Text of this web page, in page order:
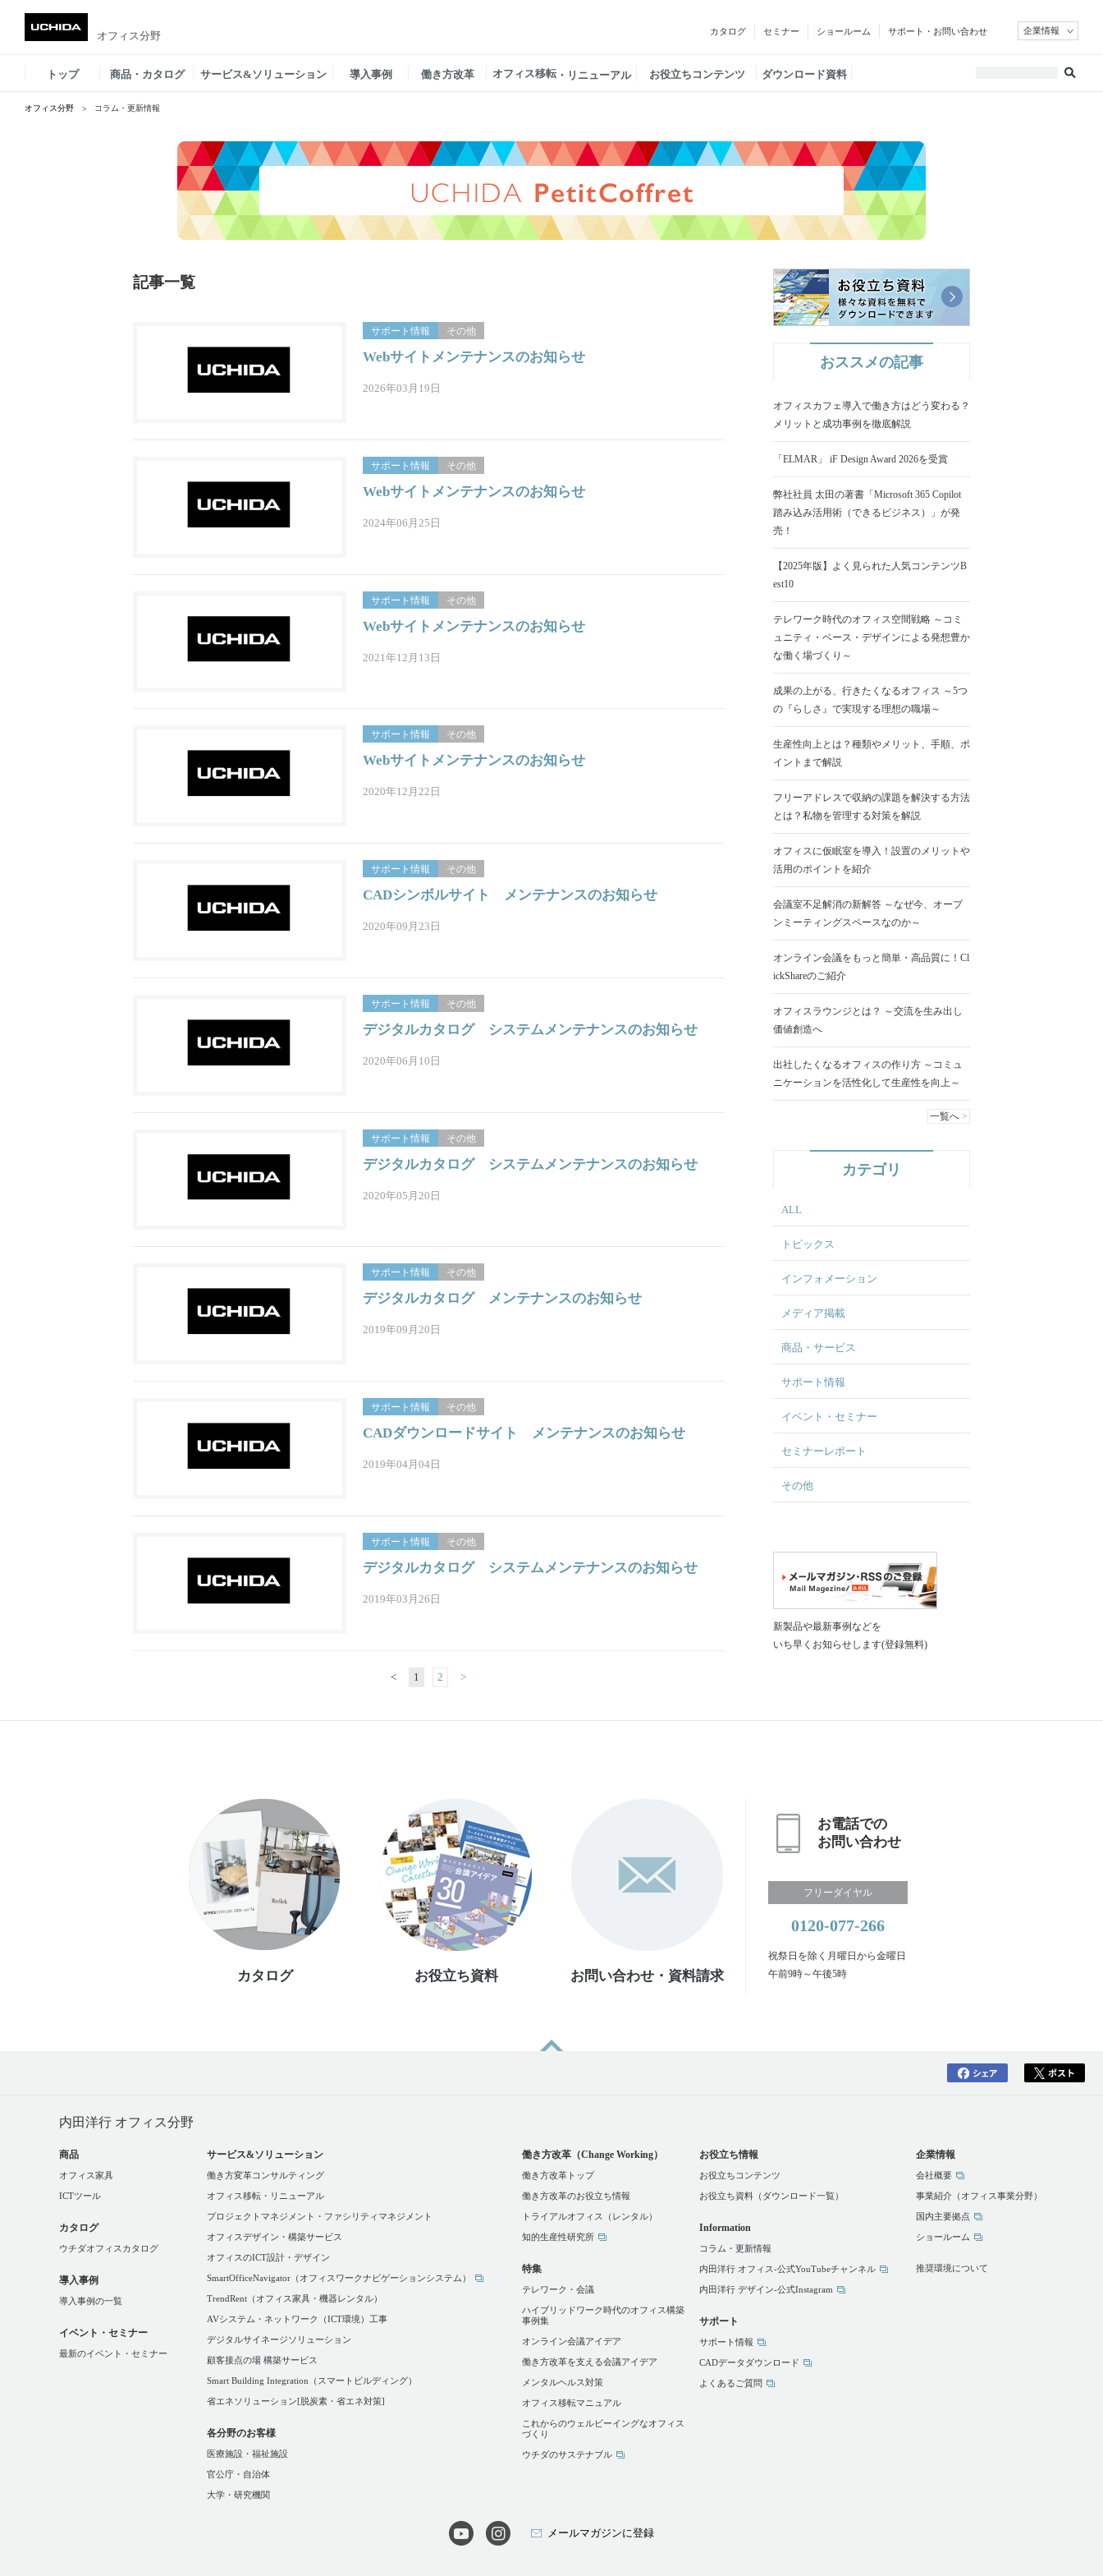
オフィス分野 カタログ セミナー ショールーム サポート・お問い合わせ 企業情報
トップ 商品・カタログ サービス&ソリューション 導入事例 働き方改革 オフィス移転・リニューアル お役立ちコンテンツ ダウンロード資料
オフィス分野 コラム・更新情報
記事一覧
サポート情報 その他
Webサイトメンテナンスのお知らせ
2026年03月19日
サポート情報 その他
Webサイトメンテナンスのお知らせ
2024年06月25日
サポート情報 その他
Webサイトメンテナンスのお知らせ
2021年12月13日
サポート情報 その他
Webサイトメンテナンスのお知らせ
2020年12月22日
サポート情報 その他
CADシンボルサイト メンテナンスのお知らせ
2020年09月23日
サポート情報 その他
デジタルカタログ システムメンテナンスのお知らせ
2020年06月10日
サポート情報 その他
デジタルカタログ システムメンテナンスのお知らせ
2020年05月20日
サポート情報 その他
デジタルカタログ メンテナンスのお知らせ
2019年09月20日
サポート情報 その他
CADダウンロードサイト メンテナンスのお知らせ
2019年04月04日
サポート情報 その他
デジタルカタログ システムメンテナンスのお知らせ
2019年03月26日
< 1 2 >
おススメの記事
オフィスカフェ導入で働き方はどう変わる？
メリットと成功事例を徹底解説
「ELMAR」 iF Design Award 2026を受賞
弊社社員 太田の著書「Microsoft 365 Copilot
踏み込み活用術（できるビジネス）」が発
売！
【2025年版】よく見られた人気コンテンツB
est10
テレワーク時代のオフィス空間戦略 ～コミ
ュニティ・ベース・デザインによる発想豊か
な働く場づくり～
成果の上がる、行きたくなるオフィス ～5つ
の『らしさ』で実現する理想の職場～
生産性向上とは？種類やメリット、手順、ポ
イントまで解説
フリーアドレスで収納の課題を解決する方法
とは？私物を管理する対策を解説
オフィスに仮眠室を導入！設置のメリットや
活用のポイントを紹介
会議室不足解消の新解答 ～なぜ今、オープ
ンミーティングスペースなのか～
オンライン会議をもっと簡単・高品質に！Cl
ickShareのご紹介
オフィスラウンジとは？ ～交流を生み出し
価値創造へ
出社したくなるオフィスの作り方 ～コミュ
ニケーションを活性化して生産性を向上～
一覧へ
カテゴリ
ALL
トピックス
インフォメーション
メディア掲載
商品・サービス
サポート情報
イベント・セミナー
セミナーレポート
その他
新製品や最新事例などを
いち早くお知らせします(登録無料)
カタログ お役立ち資料 お問い合わせ・資料請求
お電話での
お問い合わせ
フリーダイヤル
0120-077-266
祝祭日を除く月曜日から金曜日
午前9時～午後5時
内田洋行 オフィス分野
商品
オフィス家具
ICTツール
カタログ
ウチダオフィスカタログ
導入事例
導入事例の一覧
イベント・セミナー
最新のイベント・セミナー
サービス&ソリューション
働き方変革コンサルティング
オフィス移転・リニューアル
プロジェクトマネジメント・ファシリティマネジメント
オフィスデザイン・構築サービス
オフィスのICT設計・デザイン
SmartOfficeNavigator（オフィスワークナビゲーションシステム）
TrendRent（オフィス家具・機器レンタル）
AVシステム・ネットワーク（ICT環境）工事
デジタルサイネージソリューション
顧客接点の場 構築サービス
Smart Building Integration（スマートビルディング）
省エネソリューション[脱炭素・省エネ対策]
各分野のお客様
医療施設・福祉施設
官公庁・自治体
大学・研究機関
働き方改革（Change Working）
働き方改革トップ
働き方改革のお役立ち情報
トライアルオフィス（レンタル）
知的生産性研究所
特集
テレワーク・会議
ハイブリッドワーク時代のオフィス構築
事例集
オンライン会議アイデア
働き方改革を支える会議アイデア
メンタルヘルス対策
オフィス移転マニュアル
これからのウェルビーイングなオフィス
づくり
ウチダのサステナブル
お役立ち情報
お役立ちコンテンツ
お役立ち資料（ダウンロード一覧）
Information
コラム・更新情報
内田洋行 オフィス-公式YouTubeチャンネル
内田洋行 デザイン-公式Instagram
サポート
サポート情報
CADデータダウンロード
よくあるご質問
企業情報
会社概要
事業紹介（オフィス事業分野）
国内主要拠点
ショールーム
推奨環境について
メールマガジンに登録